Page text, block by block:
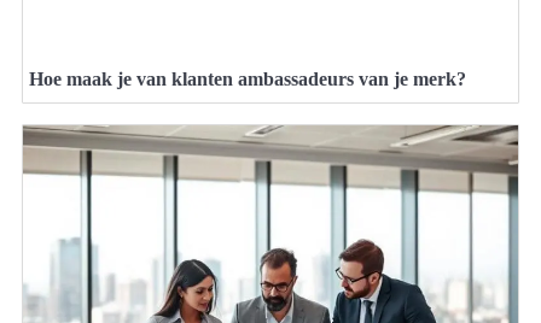
Hoe maak je van klanten ambassadeurs van je merk?